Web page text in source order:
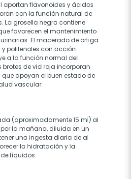
aportan flavonoides y ácidos
con la función natural de
La grosella negra contiene
favorecen el mantenimiento
El macerado de ortiga
polifenoles con acción
a la función normal del
brotes de vid roja incorporan
que apoyan el buen estado de
vascular.
(aproximadamente 15 ml) al
la mañana, diluida en un
una ingesta diaria de al
la hidratación y la
líquidos.